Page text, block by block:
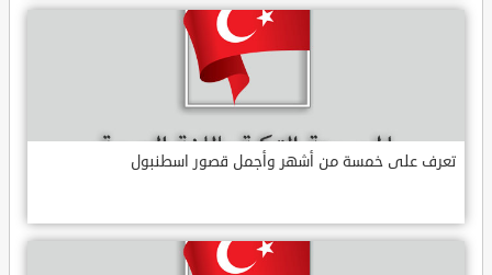
تعرف على خمسة من أشهر وأجمل قصور اسطنبول